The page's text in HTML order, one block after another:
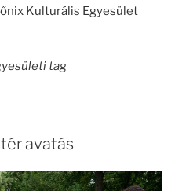
Kulturális Egyesület
tag
avatás